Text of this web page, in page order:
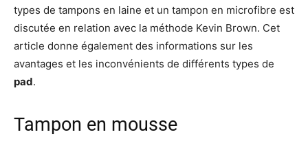
types de tampons en laine et un tampon en microfibre est
discutée en relation avec la méthode Kevin Brown. Cet
article donne également des informations sur les
avantages et les inconvénients de différents types de
pad.
Tampon en mousse